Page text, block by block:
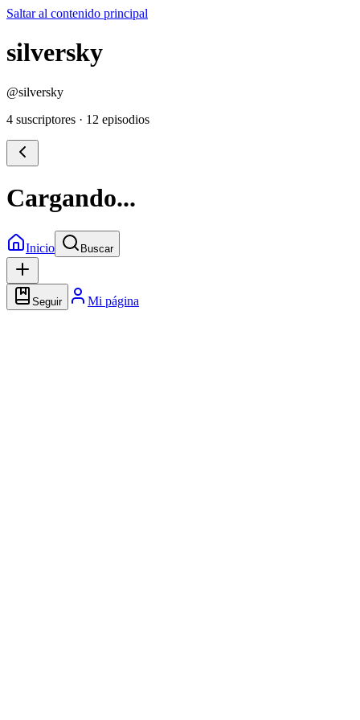
Saltar al contenido principal
silversky
@silversky
4 suscriptores · 12 episodios
Cargando...
Inicio Buscar
Seguir Mi página